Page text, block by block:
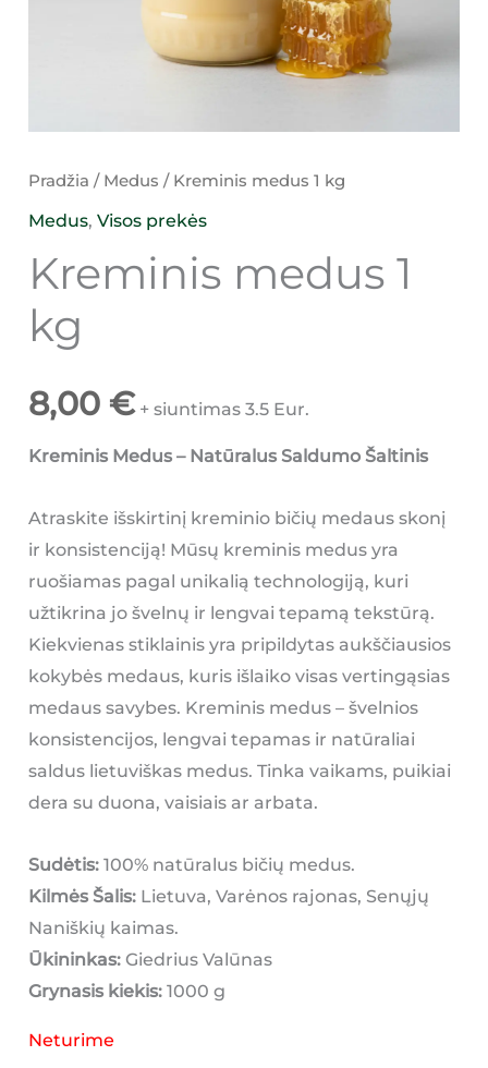
Pradžia / Medus / Kreminis medus 1 kg
Medus, Visos prekės
Kreminis medus 1
kg
8,00 € + siuntimas 3.5 Eur.
Kreminis Medus – Natūralus Saldumo Šaltinis
Atraskite išskirtinį kreminio bičių medaus skonį
ir konsistenciją! Mūsų kreminis medus yra
ruošiamas pagal unikalią technologiją, kuri
užtikrina jo švelnų ir lengvai tepamą tekstūrą.
Kiekvienas stiklainis yra pripildytas aukščiausios
kokybės medaus, kuris išlaiko visas vertingąsias
medaus savybes. Kreminis medus – švelnios
konsistencijos, lengvai tepamas ir natūraliai
saldus lietuviškas medus. Tinka vaikams, puikiai
dera su duona, vaisiais ar arbata.
Sudėtis:100% natūralus bičių medus.
Kilmės Šalis:Lietuva, Varėnos rajonas, Senųjų
Naniškių kaimas.
Ūkininkas: Giedrius Valūnas
Grynasis kiekis: 1000 g
Neturime